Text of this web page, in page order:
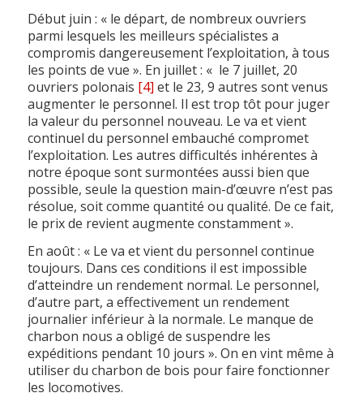
Début juin : « le départ, de nombreux ouvriers
parmi lesquels les meilleurs spécialistes a
compromis dangereusement l’exploitation, à tous
les points de vue ». En juillet : « le 7 juillet, 20
ouvriers polonais [4] et le 23, 9 autres sont venus
augmenter le personnel. Il est trop tôt pour juger
la valeur du personnel nouveau. Le va et vient
continuel du personnel embauché compromet
l’exploitation. Les autres difficultés inhérentes à
notre époque sont surmontées aussi bien que
possible, seule la question main-d’œuvre n’est pas
résolue, soit comme quantité ou qualité. De ce fait,
le prix de revient augmente constamment ».
En août : « Le va et vient du personnel continue
toujours. Dans ces conditions il est impossible
d’atteindre un rendement normal. Le personnel,
d’autre part, a effectivement un rendement
journalier inférieur à la normale. Le manque de
charbon nous a obligé de suspendre les
expéditions pendant 10 jours ». On en vint même à
utiliser du charbon de bois pour faire fonctionner
les locomotives.